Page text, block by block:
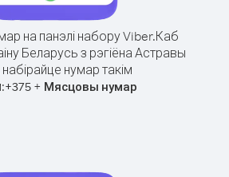
на панэлі набору Viber.Каб
Беларусь з рэгіёна Астравы
нумар такім
+375+ Мясцовы нумар